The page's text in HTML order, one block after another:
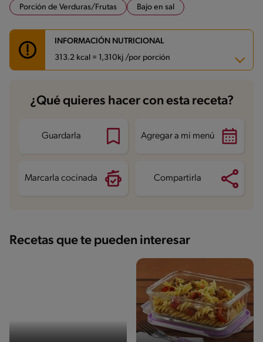
Porción de Verduras/Frutas
Bajo en sal
INFORMACIÓN NUTRICIONAL
313.2 kcal = 1,310kj /por porción
Carbohidratos 43.4 g
Energía 313.2 kcal
Proteína
Grasas saturadas 2.5 g
¿Qué quieres hacer con esta receta?
Guardarla Agregar a mi menú
Marcarla cocinada Compartirla
Recetas que te pueden interesar